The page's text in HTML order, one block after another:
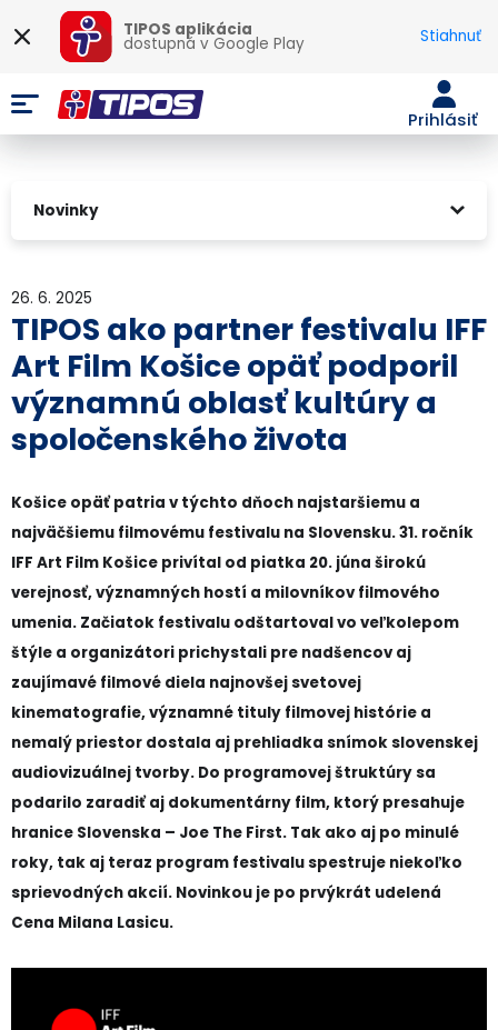
TIPOS aplikácia
dostupná vGoogle Play Stiahnuť
Prihlásiť
Novinky
26. 6. 2025
TIPOS ako partner festivalu IFF
Art Film Košice opäť podporil
významnú oblasť kultúry a
spoločenského života
Košice opäť patria v týchto dňoch najstaršiemu a
najväčšiemu filmovému festivalu na Slovensku. 31. ročník
IFF Art Film Košice privítal od piatka 20. júna širokú
verejnosť, významných hostí a milovníkov filmového
umenia. Začiatok festivalu odštartoval vo veľkolepom
štýle a organizátori prichystali pre nadšencov aj
zaujímavé filmové diela najnovšej svetovej
kinematografie, významné tituly filmovej histórie a
nemalý priestor dostala aj prehliadka snímok slovenskej
audiovizuálnej tvorby. Do programovej štruktúry sa
podarilo zaradiť aj dokumentárny film, ktorý presahuje
hranice Slovenska – Joe The First. Tak ako aj po minulé
roky, tak aj teraz program festivalu spestruje niekoľko
sprievodných akcií. Novinkou je po prvýkrát udelená
Cena Milana Lasicu.